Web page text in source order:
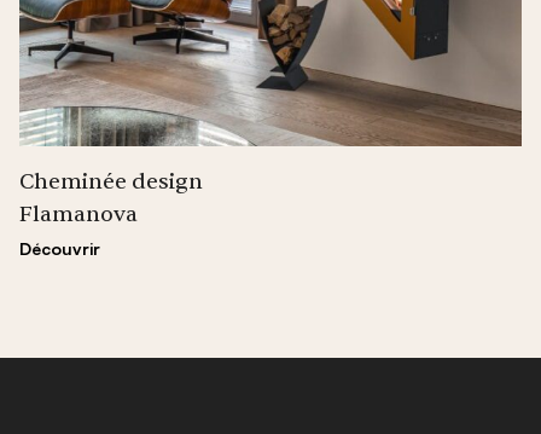
Cheminée design
Flamanova
Découvrir